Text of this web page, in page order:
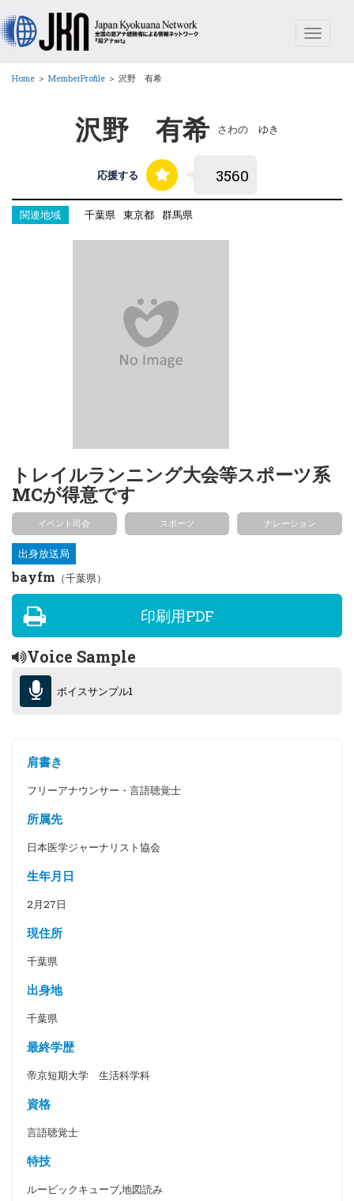
Toggle
Home ＞ MemberProfile ＞ 沢野 有希
沢野 有希 さわの ゆき
応援する
関連地域 千葉県 東京都 群馬県
トレイルランニング大会等スポーツ系
MCが得意です
イベント司会 スポーツ ナレーション
出身放送局
bayfm （千葉県）
印刷用PDF
Voice Sample
ボイスサンプル1
肩書き
フリーアナウンサー・言語聴覚士
所属先
日本医学ジャーナリスト協会
生年月日
2月27日
現住所
千葉県
出身地
千葉県
最終学歴
帝京短期大学 生活科学科
資格
言語聴覚士
特技
ルービックキューブ,地図読み